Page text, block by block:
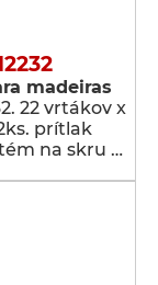
madeiras
22 vrtákov x
prítlak
na skru …